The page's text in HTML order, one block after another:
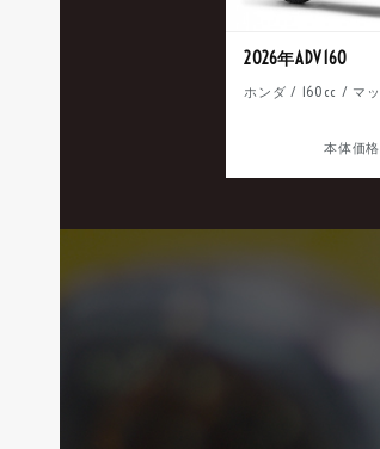
2026年ADV160
本体価格